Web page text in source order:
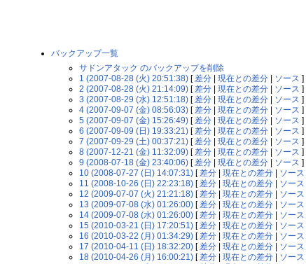
バックアップ一覧
サドンアタック のバックアップを削除
1 (2007-08-28 (火) 20:51:38)[差分| 現在との差分| ソース ]
2 (2007-08-28 (火) 21:14:09)[差分| 現在との差分| ソース ]
3 (2007-08-29 (水) 12:51:18)[差分| 現在との差分| ソース ]
4 (2007-09-07 (金) 08:56:03)[差分| 現在との差分| ソース ]
5 (2007-09-07 (金) 15:26:49)[差分| 現在との差分| ソース ]
6 (2007-09-09 (日) 19:33:21)[差分| 現在との差分| ソース ]
7 (2007-09-29 (土) 00:37:21)[差分| 現在との差分| ソース ]
8 (2007-12-21 (金) 11:32:09)[差分| 現在との差分| ソース ]
9 (2008-07-18 (金) 23:40:06)[差分| 現在との差分| ソース ]
10 (2008-07-27 (日) 14:07:31)[差分| 現在との差分| ソース
11 (2008-10-26 (日) 22:23:18)[差分| 現在との差分| ソース
12 (2009-07-07 (火) 21:21:18)[差分| 現在との差分| ソース
13 (2009-07-08 (水) 01:26:00)[差分| 現在との差分| ソース
14 (2009-07-08 (水) 01:26:00)[差分| 現在との差分| ソース
15 (2010-03-21 (日) 17:20:51)[差分| 現在との差分| ソース
16 (2010-03-22 (月) 01:34:29)[差分| 現在との差分| ソース
17 (2010-04-11 (日) 18:32:20)[差分| 現在との差分| ソース
18 (2010-04-26 (月) 16:00:21)[差分| 現在との差分| ソース